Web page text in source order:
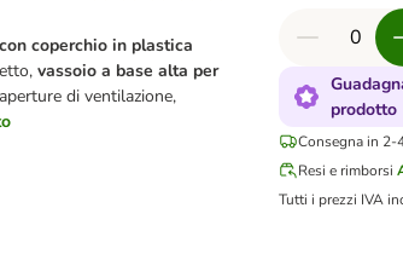
con coperchio in plastica
vassoio a base alta per
di ventilazione,
prodotto
Consegna in 2-
Resi e rimborsi
Tutti i prezzi IVA